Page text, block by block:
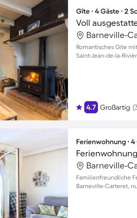
Gîte ∙ 4 Gäste ∙ 2
Romantisches Gite
Saint-Jean-de-la-
4.7 Großartig
Ferienwohnung ∙ 4
Familienfreundliche
Barneville-Carteret,